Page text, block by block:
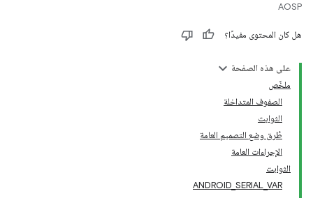
AOSP
هل كان المحتوى مفيدًا؟
على هذه الصفحة
ملخّص
الصفوف المتداخلة
الثوابت
طُرق وضع التصميم العامة
الإجراءات العامة
الثوابت
ANDROID_SERIAL_VAR